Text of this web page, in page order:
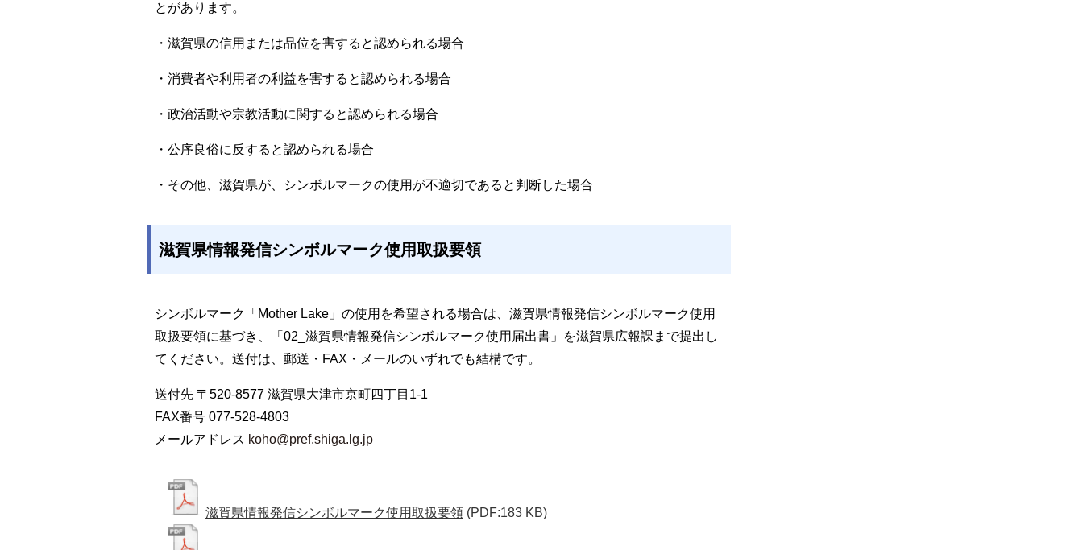
とがあります。
・滋賀県の信用または品位を害すると認められる場合
・消費者や利用者の利益を害すると認められる場合
・政治活動や宗教活動に関すると認められる場合
・公序良俗に反すると認められる場合
・その他、滋賀県が、シンボルマークの使用が不適切であると判断した場合
滋賀県情報発信シンボルマーク使用取扱要領
シンボルマーク「Mother Lake」の使用を希望される場合は、滋賀県情報発信シンボルマーク使用
取扱要領に基づき、「02_滋賀県情報発信シンボルマーク使用届出書」を滋賀県広報課まで提出し
てください。送付は、郵送・FAX・メールのいずれでも結構です。
送付先 〒520-8577 滋賀県大津市京町四丁目1-1
FAX番号 077-528-4803
メールアドレス koho@pref.shiga.lg.jp
滋賀県情報発信シンボルマーク使用取扱要領 (PDF:183 KB)